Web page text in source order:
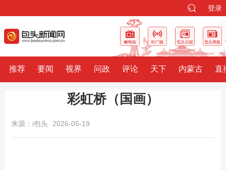
登录
推荐 要闻 视界 问政 评论 天下 内蒙古 直
彩虹桥（国画）
来源：i包头 2026-05-19